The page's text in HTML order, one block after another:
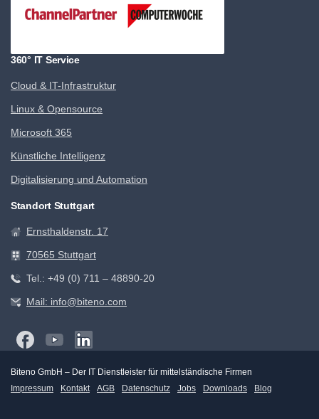
360° IT Service
Cloud & IT-Infrastruktur
Linux & Opensource
Microsoft 365
Künstliche Intelligenz
Digitalisierung und Automation
Standort Stuttgart
Ernsthaldenstr. 17
70565 Stuttgart
Tel.: +49 (0) 711 – 48890-20
Mail: info@biteno.com
Biteno GmbH – Der IT Dienstleister für mittelständische Firmen
Impressum
Kontakt AGB Datenschutz Jobs Downloads Blog